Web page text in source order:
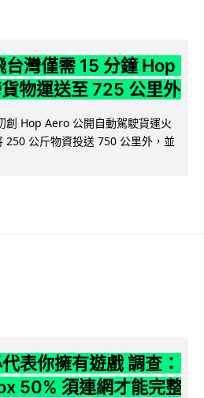
灣僅需 15 分鐘 Hop
物運送至 725 公里外
創 Hop Aero 公開自動駕駛貨運火
250 公斤物資投送 750 公里外，並
表你擁有遊戲 調查：
50% 須連網才能完整